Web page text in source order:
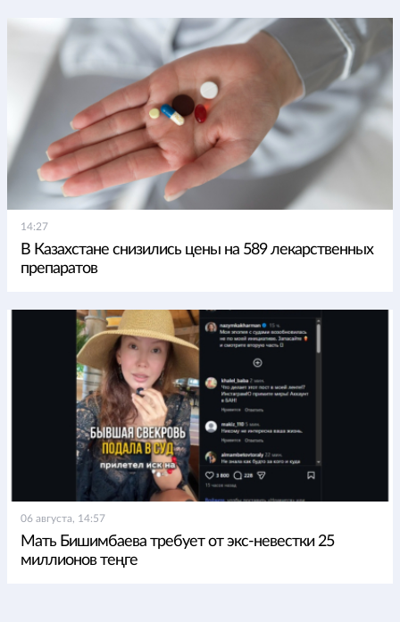
14:27
В Казахстане снизились цены на 589 лекарственных
препаратов
06 августа, 14:57
Мать Бишимбаева требует от экс-невестки 25
миллионов теңге